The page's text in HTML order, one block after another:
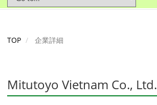
TOP 企業詳細
Mitutoyo Vietnam Co., Ltd.